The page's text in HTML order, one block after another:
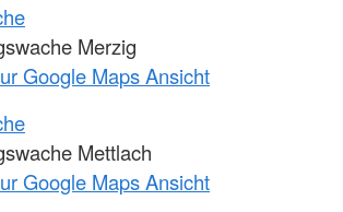
Merzig
Google Maps Ansicht
Mettlach
Google Maps Ansicht